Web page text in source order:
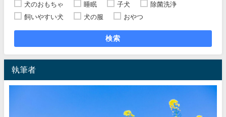
犬のおもちゃ
睡眠 子犬
除菌洗浄
飼いやすい犬
犬の服 おやつ
検索
執筆者